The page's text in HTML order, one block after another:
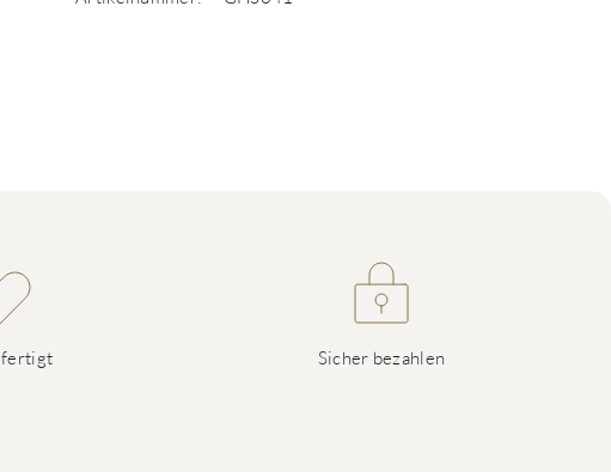
Sicher bezahlen